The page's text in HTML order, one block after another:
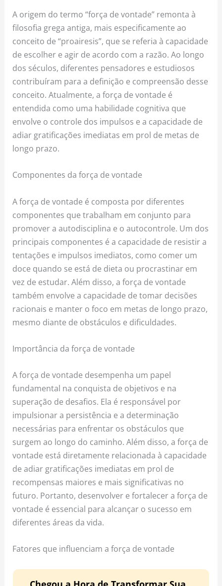
A origem do termo “força de vontade” remonta à
filosofia grega antiga, mais especificamente ao
conceito de “proairesis”, que se referia à capacidade
de escolher e agir de acordo com a razão. Ao longo
dos séculos, diferentes pensadores e estudiosos
contribuíram para a definição e compreensão desse
conceito. Atualmente, a força de vontade é
entendida como uma habilidade cognitiva que
envolve o controle dos impulsos e a capacidade de
adiar gratificações imediatas em prol de metas de
longo prazo.
Componentes da força de vontade
A força de vontade é composta por diferentes
componentes que trabalham em conjunto para
promover a autodisciplina e o autocontrole. Um dos
principais componentes é a capacidade de resistir a
tentações e impulsos imediatos, como comer um
doce quando se está de dieta ou procrastinar em
vez de estudar. Além disso, a força de vontade
também envolve a capacidade de tomar decisões
racionais e manter o foco em metas de longo prazo,
mesmo diante de obstáculos e dificuldades.
Importância da força de vontade
A força de vontade desempenha um papel
fundamental na conquista de objetivos e na
superação de desafios. Ela é responsável por
impulsionar a persistência e a determinação
necessárias para enfrentar os obstáculos que
surgem ao longo do caminho. Além disso, a força de
vontade está diretamente relacionada à capacidade
de adiar gratificações imediatas em prol de
recompensas maiores e mais significativas no
futuro. Portanto, desenvolver e fortalecer a força de
vontade é essencial para alcançar o sucesso em
diferentes áreas da vida.
Fatores que influenciam a força de vontade